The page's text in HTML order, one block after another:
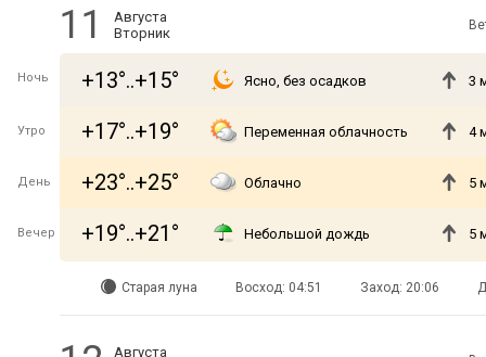
11
Августа
Вторник
Ночь +13°..+15° Ясно, без осадков 3
Утро +17°..+19° Переменная облачность 4
День +23°..+25° Облачно 5
Вечер +19°..+21° Небольшой дождь 5
Старая луна Восход: 04:51 Заход: 20:06
Августа